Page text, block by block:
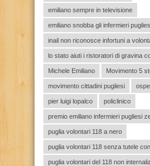
emiliano sempre in televisione
emiliano snobba gli infermieri
inail non riconosce infortuni a
lo stato aiuti i ristoratori di gravina
Michele Emiliano Movimento 5
movimento cittadini pugliesi
pier luigi lopalco policlinico
premio emiliano infermieri pugliesi
puglia volontari 118 a nero
puglia volontari 118 senza tutele
puglia volontari del 118 non